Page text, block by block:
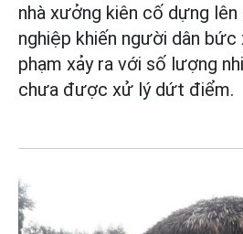
nhà xưởng kiên cố dựng
nghiệp khiến người dân bức
phạm xảy ra với số lượng
chưa được xử lý dứt điểm.